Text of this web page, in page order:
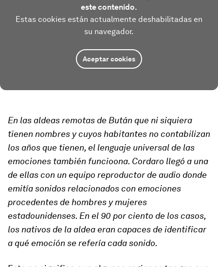
este contenido.
Estas cookies están actualmente deshabilitadas en
su navegador.
Aceptar cookies
En las aldeas remotas de Bután que ni siquiera
tienen nombres y cuyos habitantes no contabilizan
los años que tienen, el lenguaje universal de las
emociones también funcioona. Cordaro llegó a una
de ellas con un equipo reproductor de audio donde
emitía sonidos relacionados con emociones
procedentes de hombres y mujeres
estadounidenses. En el 90 por ciento de los casos,
los nativos de la aldea eran capaces de identificar
a qué emoción se refería cada sonido.